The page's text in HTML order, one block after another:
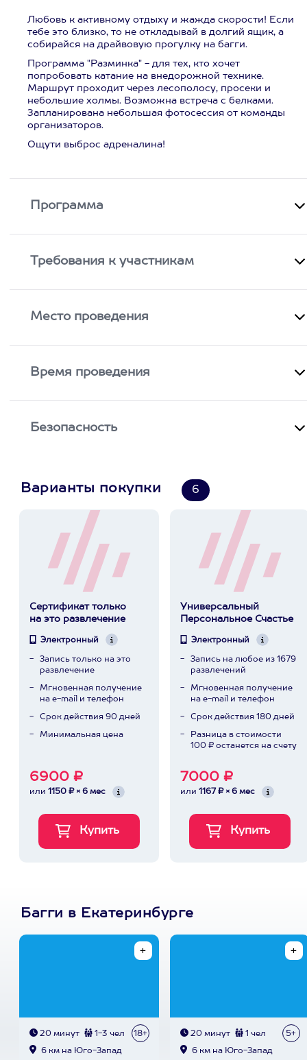
Любовь к активному отдыху и жажда скорости! Если
тебе это близко, то не откладывай в долгий ящик, а
собирайся на драйвовую прогулку на багги.
Программа "Разминка" - для тех, кто хочет
попробовать катание на внедорожной технике.
Маршрут проходит через лесополосу, просеки и
небольшие холмы. Возможна встреча с белками.
Запланирована небольшая фотосессия от команды
организаторов.
Ощути выброс адреналина!
Программа
Требования к участникам
Место проведения
Время проведения
Безопасность
Варианты покупки 6
Сертификат только
на это развлечение
Электронный
Запись только на это
развлечение
Мгновенная получение
на e-mail и телефон
Срок действия 90 дней
Минимальная цена
6900 ₽
или 1150 ₽ × 6 мес
Универсальный
Персональное Счастье
Электронный
Запись на любое из 1679
развлечений
Мгновенная получение
на e-mail и телефон
Срок действия 180 дней
Разница в стоимости
100 ₽ останется на счету
7000 ₽
или 1167 ₽ × 6 мес
Багги в Екатеринбурге
20 минут 1-3 чел 18+
6 км на Юго-Запад
20 минут 1 чел 5+
6 км на Юго-Запад